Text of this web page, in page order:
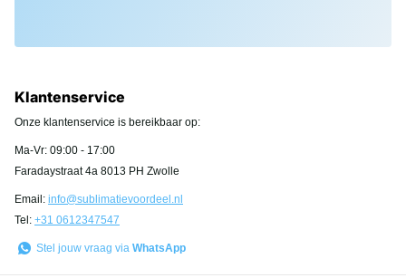
Klantenservice
Onze klantenservice is bereikbaar op:
Ma-Vr: 09:00 - 17:00
Faradaystraat 4a 8013 PH Zwolle
Email: info@sublimatievoordeel.nl
Tel: +31 0612347547
Stel jouw vraag via WhatsApp